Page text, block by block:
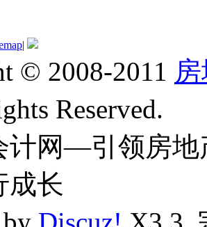
|
© 2008-2011
Reserved.
计网—引领房
成长